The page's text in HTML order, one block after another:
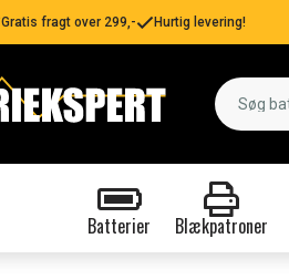
Gratis fragt over 299,- Hurtig levering!
Batterier Blækpatroner